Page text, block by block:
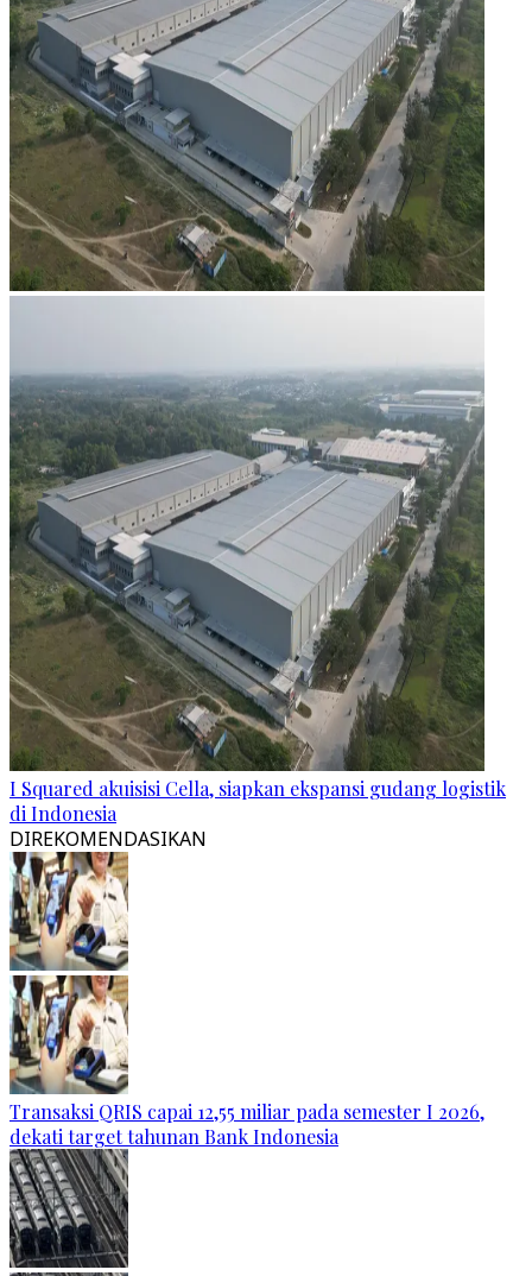
I Squared akuisisi Cella, siapkan ekspansi gudang logistik
di Indonesia
DIREKOMENDASIKAN
Transaksi QRIS capai 12,55 miliar pada semester I 2026,
dekati target tahunan Bank Indonesia